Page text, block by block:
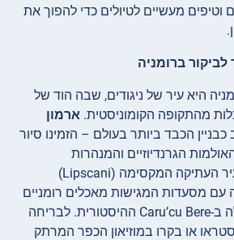
וטיפים מעשיים לטיולים כדי להפוך את
ברומניה
היא עיר של ניגודים, שבה הוד של
מהתקופה הקומוניסטית. ארמון
כבניין הכבד ביותר בעולם – הזמינו סיור
הגרנדיוזיים והמנהרות
התת-קרקעיות שלו. העיר העתיקה המקסימה (Lipscani)
עם מסעדות המגישות מאכלים רומניים
מסורתיים כמו סרמאלה ב-Caru’cu Bere ההיסטורית. לבריחה
או בקרו במוזיאון הכפר המרתק